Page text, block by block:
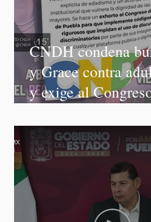
CNDH condena
y Grace contra
y exige al